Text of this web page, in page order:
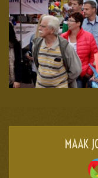
MAAK